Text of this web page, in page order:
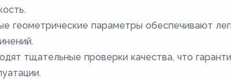
геометрические параметры обеспечивают
тщательные проверки качества, что